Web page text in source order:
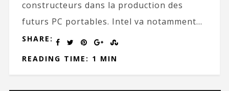
constructeurs dans la production des
futurs PC portables. Intel va notamment...
SHARE:
READING TIME: 1 MIN